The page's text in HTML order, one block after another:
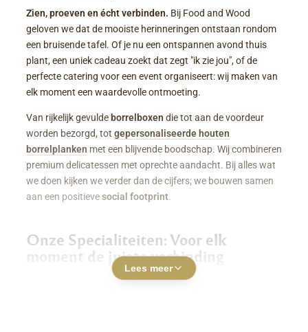
Zien, proeven en écht verbinden. Bij Food and Wood
geloven we dat de mooiste herinneringen ontstaan rondom
een bruisende tafel. Of je nu een ontspannen avond thuis
plant, een uniek cadeau zoekt dat zegt "ik zie jou", of de
perfecte catering voor een event organiseert: wij maken van
elk moment een waardevolle ontmoeting.
Van rijkelijk gevuldeborrelboxen die tot aan de voordeur
worden bezorgd, tot gepersonaliseerde houten
borrelplanken met een blijvende boodschap. Wij combineren
premium delicatessen met oprechte aandacht. Bij alles wat
we doen kijken we verder dan de cijfers; we bouwen samen
aan een positievesocial footprint.
Onze Specialiteiten: Voor elk
moment de juiste verbinding
Luxe Borrelboxen & Borrelpakketten
Lees meer